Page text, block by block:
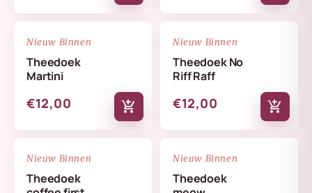
NIEUW
Nieuw Binnen
Theedoek
Martini
€12,00 add_shopping_cart
NIEUW
Nieuw Binnen
Theedoek No
Riff Raff
€12,00 add_shopping_cart
NIEUW
Nieuw Binnen
Theedoek
NIEUW
Nieuw Binnen
Theedoek